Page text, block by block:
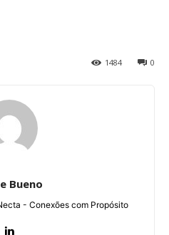
0
1484
Bueno
- Conexões com Propósito